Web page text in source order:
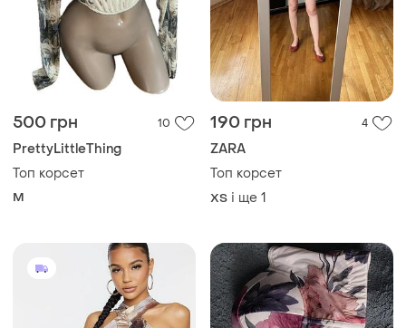
500 грн 10
PrettyLittleThing
Топ корсет
M
190 грн 4
ZARA
Топ корсет
ХS і ще 1